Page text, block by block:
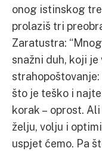
onog istinskog
prolaziš tri
Zaratustra:
snažni duh, koji
što je teško i
korak – oprost.
želju, volju i
uspjet ćemo. Pa